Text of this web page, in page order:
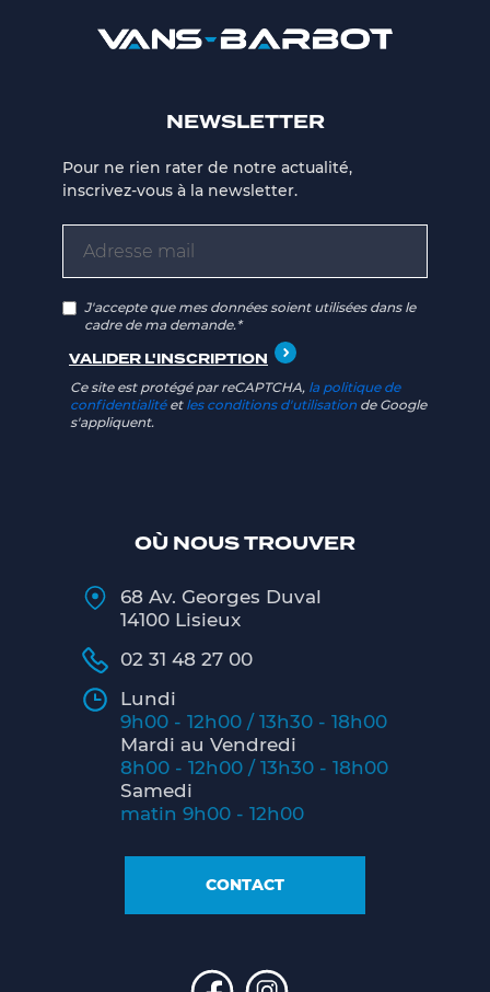
OÙ NOUS TROUVER
68 Av. Georges Duval
14100 Lisieux
02 31 48 27 00
Lundi
9h00 - 12h00 / 13h30 - 18h00
Mardi au Vendredi
8h00 - 12h00 / 13h30 - 18h00
Samedi
matin 9h00 - 12h00
CONTACT
NEWSLETTER
Pour ne rien rater de notre actualité,
inscrivez-vous à la newsletter.
J'accepte que mes données soient utilisées dans le
cadre de ma demande.*
Ce site est protégé par reCAPTCHA, la politique de
confidentialitéet les conditions d'utilisation de Google
s'appliquent.